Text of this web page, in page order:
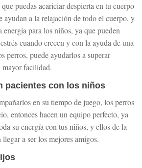
puedas acariciar despierta en tu cuerpo
ayudan a la relajación de todo el cuerpo, y
energía para los niños, ya que pueden
cuando crecen y con la ayuda de una
perros, puede ayudarlos a superar
facilidad.
pacientes con los niños
en su tiempo de juego, los perros
entonces hacen un equipo perfecto, ya
su energía con tus niños, y ellos de la
a ser los mejores amigos.